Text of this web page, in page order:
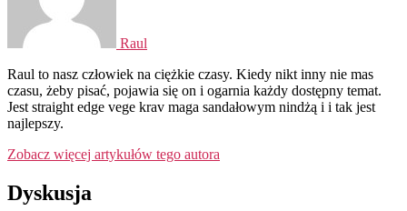
Raul
Raul to nasz człowiek na ciężkie czasy. Kiedy nikt inny nie mas
czasu, żeby pisać, pojawia się on i ogarnia każdy dostępny temat.
Jest straight edge vege krav maga sandałowym nindżą i i tak jest
najlepszy.
Zobacz więcej artykułów tego autora
Dyskusja